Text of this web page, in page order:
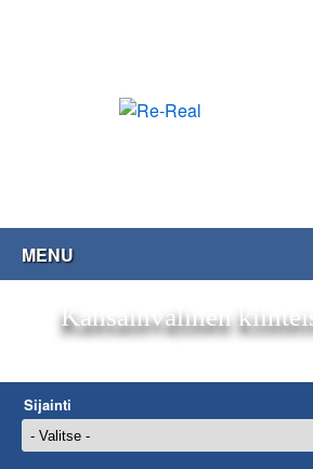
MENU
Kansainvälinen
Sijainti